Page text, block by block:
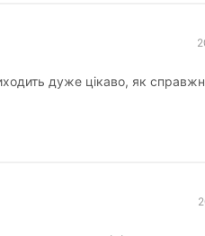
дуже цікаво, як